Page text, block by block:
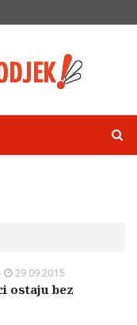
29.09.2015
ostaju bez